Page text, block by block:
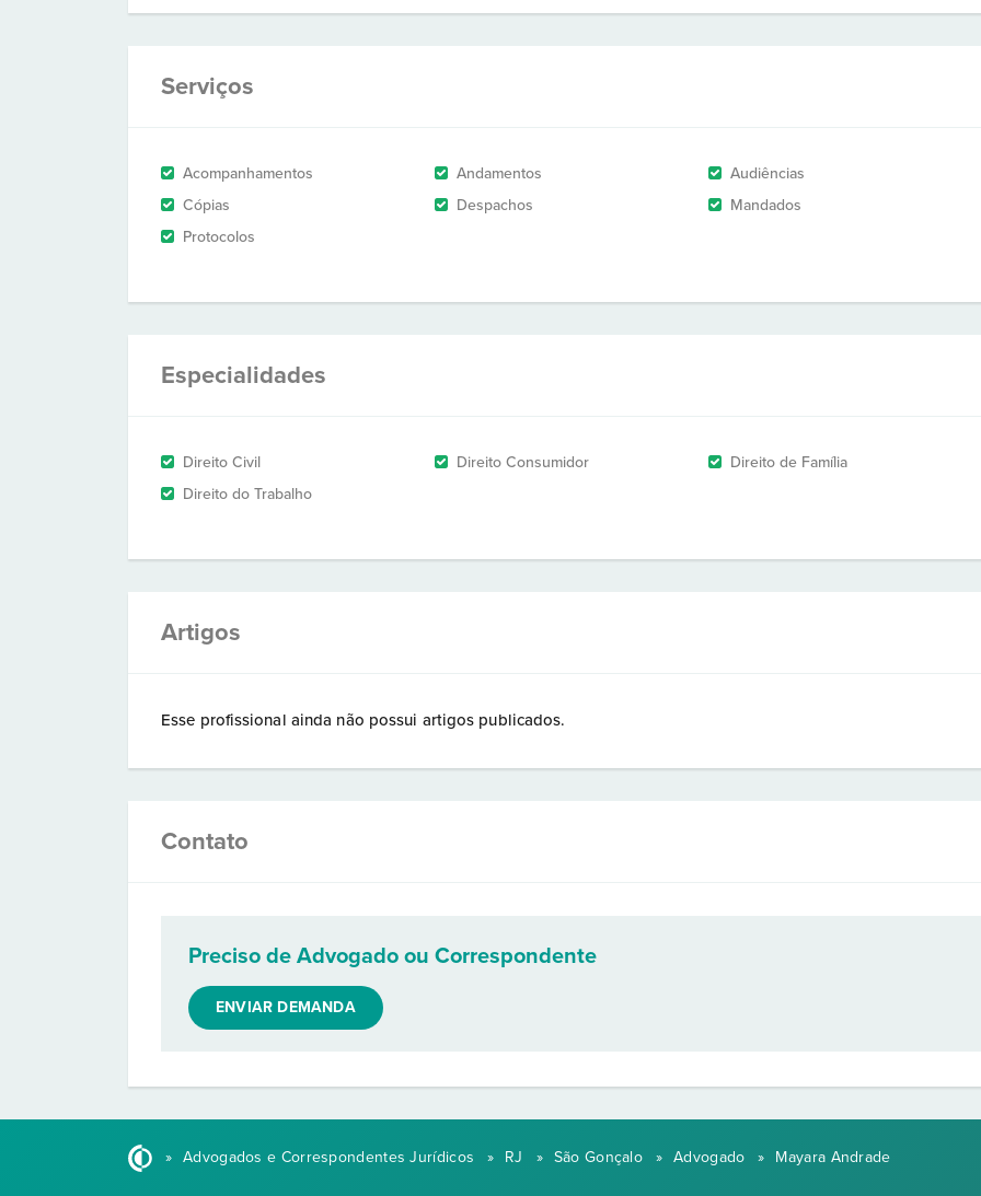
Serviços
Acompanhamentos Andamentos
Audiências
Cópias
Despachos
Mandados
Protocolos
Especialidades
Direito Civil Direito Consumidor
Direito de Família
Direito do Trabalho
Artigos
Esse profissional ainda não possui artigos publicados.
Contato
Preciso de Advogado ou Correspondente
ENVIAR DEMANDA
» Advogados e Correspondentes Jurídicos » RJ » São Gonçalo » Advogado » Mayara Andrade